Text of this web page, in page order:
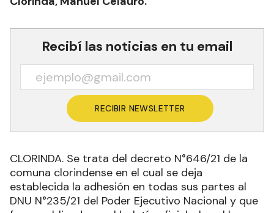
Recibí las noticias en tu email
RECIBIR NEWSLETTER
CLORINDA. Se trata del decreto N°646/21 de la
comuna clorindense en el cual se deja
establecida la adhesión en todas sus partes al
DNU N°235/21 del Poder Ejecutivo Nacional y que